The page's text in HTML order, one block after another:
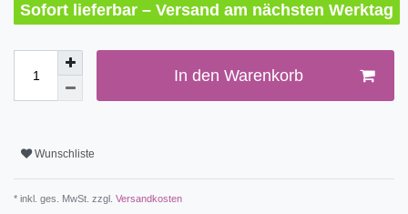
Sofort lieferbar – Versand am nächsten Werktag
In den Warenkorb
Wunschliste
* inkl. ges. MwSt. zzgl. Versandkosten